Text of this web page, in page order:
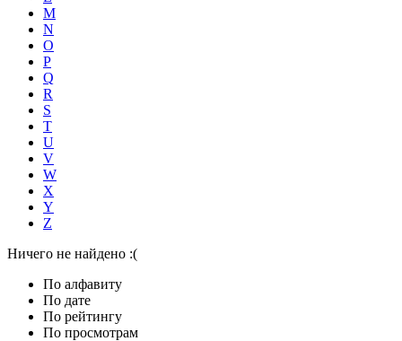
M
N
O
P
Q
R
S
T
U
V
W
X
Y
Z
Ничего не найдено :(
По алфавиту
По дате
По рейтингу
По просмотрам